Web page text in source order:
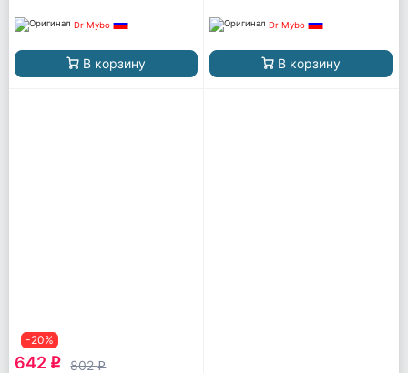
Dr Mybo
В корзину
Dr Mybo
В корзину
-20%
642 q 802q